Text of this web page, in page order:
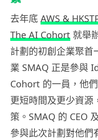
去年底 AWS &
The AI Cohort 就舉
計劃的初創企業聚首
業 SMAQ 正是參與
Cohort 的一員，他
更短時間及更少資源
策。SMAQ 的 CEO
參與此次計劃對他們